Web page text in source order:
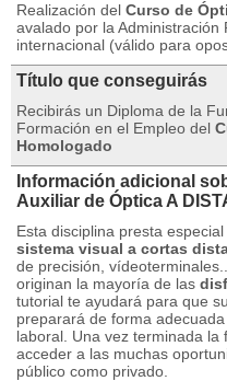
Realización del Curso de
avalado por la Administración
internacional (válido para
Título que conseguirás
Recibirás un Diploma de la
Formación en el Empleo del
Homologado
Información adicional
Auxiliar de Óptica A
Esta disciplina presta
sistema visual a cortas
de precisión,
originan la mayoría de las
tutorial te ayudará para que
preparará de forma
laboral. Una vez terminada
acceder a las muchas
público como privado.